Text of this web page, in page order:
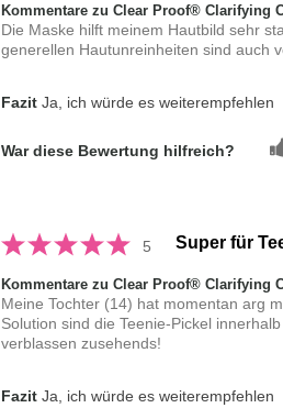
Kommentare zu Clear Proof® Clarifying
Die Maske hilft meinem Hautbild sehr
generellen Hautunreinheiten sind auch
FazitJa, ich würde es weiterempfehlen
War diese Bewertung hilfreich?
5 Super für
Kommentare zu Clear Proof® Clarifying
Meine Tochter (14) hat momentan arg
Solution sind die Teenie-Pickel
verblassen zusehends!
FazitJa, ich würde es weiterempfehlen